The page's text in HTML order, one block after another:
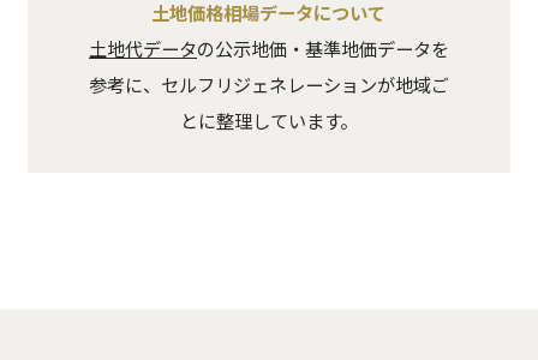
土地価格相場データについて
土地代データの公示地価・基準地価データを
参考に、セルフリジェネレーションが地域ご
とに整理しています。